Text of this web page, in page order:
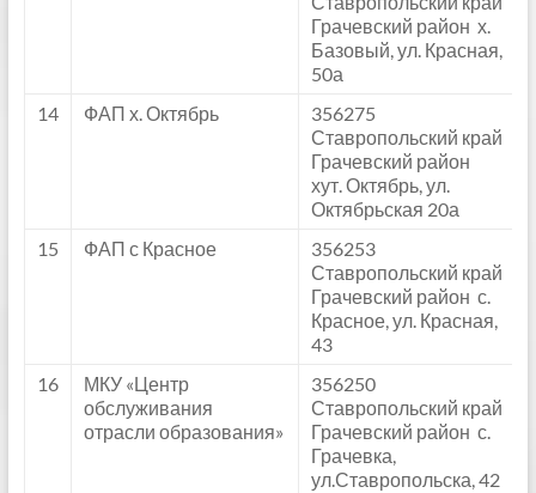
Грачевский район х.
Базовый, ул. Красная,
50а
14 ФАП х. Октябрь
356275
Ставропольский край
Грачевский район
хут. Октябрь, ул.
Октябрьская 20а
15 ФАП с Красное
356253
Ставропольский край
Грачевский район с.
Красное, ул. Красная,
43
16
МКУ «Центр
обслуживания
отрасли образования»
356250
Ставропольский край
Грачевский район с.
Грачевка,
ул.Ставропольска, 42